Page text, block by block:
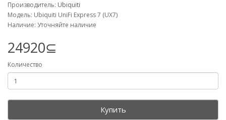
Производитель: Ubiquiti
Модель: Ubiquiti UniFi Express 7 (UX7)
Наличие: Уточняйте наличие
24920⊆
Количество
Купить